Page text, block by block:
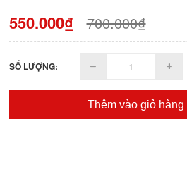
550.000₫ 700.000₫
SỐ LƯỢNG:
Thêm vào giỏ hàng